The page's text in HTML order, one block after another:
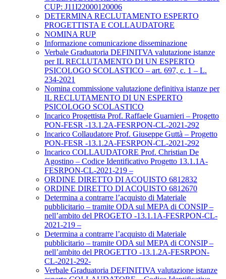
CUP: J11I22000120006
DETERMINA RECLUTAMENTO ESPERTO
PROGETTISTA E COLLAUDATORE
NOMINA RUP
Informazione comunicazione disseminazione
Verbale Graduatoria DEFINITVA valutazione istanze
per IL RECLUTAMENTO DI UN ESPERTO
PSICOLOGO SCOLASTICO – art. 697, c. 1 – L.
234-2021
Nomina commissione valutazione definitiva istanze per
IL RECLUTAMENTO DI UN ESPERTO
PSICOLOGO SCOLASTICO
Incarico Progettista Prof. Raffaele Guarnieri – Progetto
PON-FESR -13.1.2A-FESRPON-CL-2021-292
Incarico Collaudatore Prof. Giuseppe Guttà – Progetto
PON-FESR -13.1.2A-FESRPON-CL-2021-292
Incarico COLLAUDATORE Prof. Christian De
Agostino – Codice Identificativo Progetto 13.1.1A-
FESRPON-CL-2021-219 –
ORDINE DIRETTO DI ACQUISTO 6812832
ORDINE DIRETTO DI ACQUISTO 6812670
Determina a contrarre l’acquisto di Materiale
pubblicitario – tramite ODA sul MEPA di CONSIP –
nell’ambito del PROGETO -13.1.1A-FESRPON-CL-
2021-219 –
Determina a contrarre l’acquisto di Materiale
pubblicitario – tramite ODA sul MEPA di CONSIP –
nell’ambito del PROGETTO -13.1.2A-FESRPON-
CL-2021-292-
Verbale Graduatoria DEFINITIVA valutazione istanze